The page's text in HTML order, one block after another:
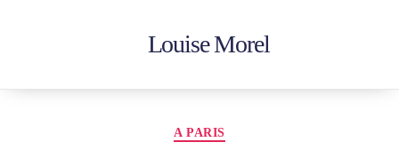
Louise Morel
A PARIS